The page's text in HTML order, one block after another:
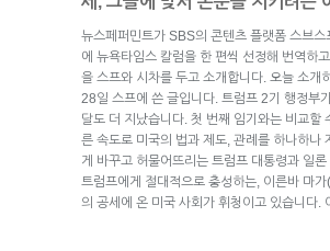
뉴스페퍼민트가 SBS의 콘텐츠 플랫폼 스브스
에 뉴욕타임스 칼럼을 한 편씩 선정해 번역하
을 스프와 시차를 두고 소개합니다. 오늘 소개
28일 스프에 쓴 글입니다. 트럼프 2기 행정부
달도 더 지났습니다. 첫 번째 임기와는 비교할
른 속도로 미국의 법과 제도, 관례를 하나하나
게 바꾸고 허물어뜨리는 트럼프 대통령과 일
트럼프에게 절대적으로 충성하는, 이른바 마
의 공세에 온 미국 사회가 휘청이고 있습니다.